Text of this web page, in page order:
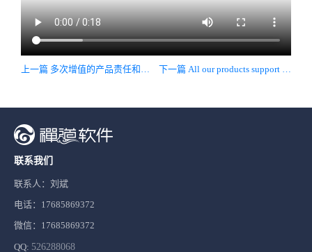
联系我们
联系人：刘斌
电话：17685869372
微信：17685869372
QQ: 526288068